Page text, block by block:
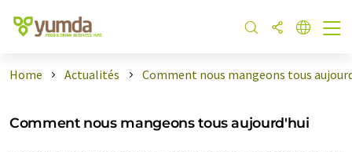
Home Actualités Comment nous mangeons tous
Comment nous mangeons tous aujourd'hui